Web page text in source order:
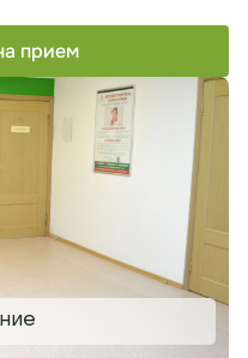
прием